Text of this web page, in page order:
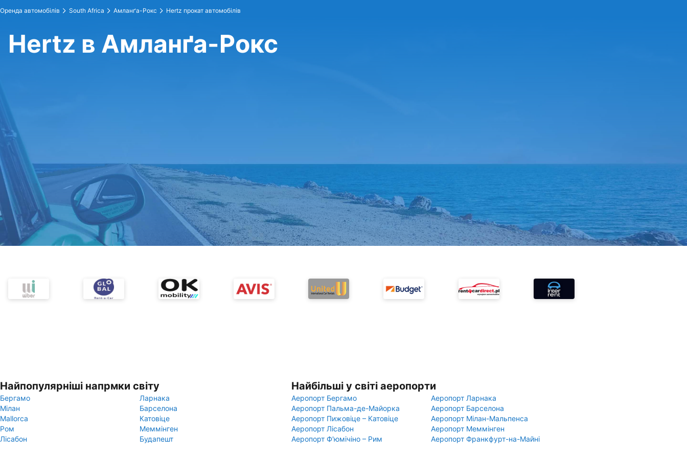
Оренда автомобілів South Africa Амланґа-Рокс Hertz прокат автомобілів
Hertz в Амланґа-Рокс
Найпопулярніші напрмки світу
Бергамо
Ларнака
Мілан
Барселона
Mallorca
Катовіце
Ром
Меммінген
Лісабон
Будапешт
Найбільші у світі аеропорти
Аеропорт Бергамо
Аеропорт Ларнака
Аеропорт Пальма-де-Майорка
Аеропорт Барселона
Аеропорт Пижовіце – Катовіце
Аеропорт Мілан-Мальпенса
Аеропорт Лісабон
Аеропорт Меммінген
Аеропорт Ф'юмічіно – Рим
Аеропорт Франкфурт-на-Майні